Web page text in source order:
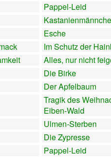
Pappel-Leid
Esche
Im Schutz der
Alles, nur nicht
Die Birke
Der Apfelbaum
Tragik des
Eiben-Wald
Ulmen-Sterben
Die Zypresse
Pappel-Leid